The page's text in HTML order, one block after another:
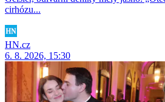
cirhózu...
HN.cz
6. 8. 2026, 15:30